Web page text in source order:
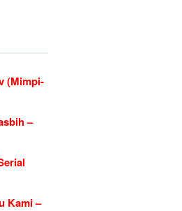
(Mimpi-
–
Kami –